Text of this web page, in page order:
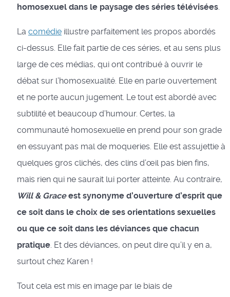
homosexuel dans le paysage des séries télévisées.
La comédieillustre parfaitement les propos abordés
ci-dessus. Elle fait partie de ces séries, et au sens plus
large de ces médias, qui ont contribué à ouvrir le
débat sur l’homosexualité. Elle en parle ouvertement
et ne porte aucun jugement. Le tout est abordé avec
subtilité et beaucoup d’humour. Certes, la
communauté homosexuelle en prend pour son grade
en essuyant pas mal de moqueries. Elle est assujettie à
quelques gros clichés, des clins d’œil pas bien fins,
mais rien qui ne saurait lui porter atteinte. Au contraire,
Will & Graceest synonyme d’ouverture d’esprit que
ce soit dans le choix de ses orientations sexuelles
ou que ce soit dans les déviances que chacun
pratique. Et des déviances, on peut dire qu’il y en a,
surtout chez Karen !
Tout cela est mis en image par le biais de